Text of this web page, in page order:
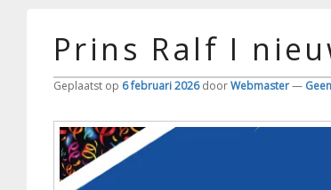
Prins Ralf I
Geplaatst op 6 februari 2026 doorWebmaster—